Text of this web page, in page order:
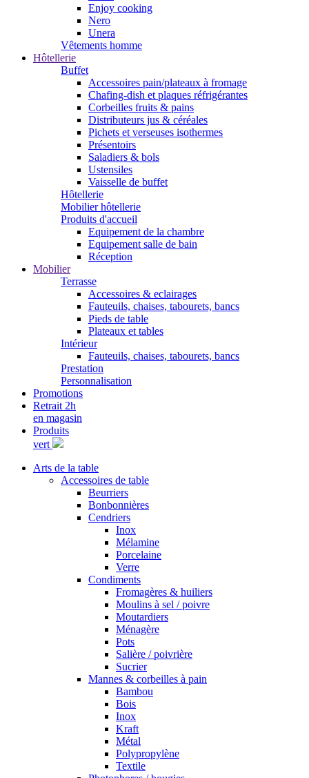
Enjoy cooking
Nero
Unera
Vêtements homme
Hôtellerie
Buffet
Accessoires pain/plateaux à fromage
Chafing-dish et plaques réfrigérantes
Corbeilles fruits & pains
Distributeurs jus & céréales
Pichets et verseuses isothermes
Présentoirs
Saladiers & bols
Ustensiles
Vaisselle de buffet
Hôtellerie
Mobilier hôtellerie
Produits d'accueil
Equipement de la chambre
Equipement salle de bain
Réception
Mobilier
Terrasse
Accessoires & eclairages
Fauteuils, chaises, tabourets, bancs
Pieds de table
Plateaux et tables
Intérieur
Fauteuils, chaises, tabourets, bancs
Prestation
Personnalisation
Promotions
Retrait 2h
en magasin
Produits
vert
Arts de la table
Accessoires de table
Beurriers
Bonbonnières
Cendriers
Inox
Mélamine
Porcelaine
Verre
Condiments
Fromagères & huiliers
Moulins à sel / poivre
Moutardiers
Ménagère
Pots
Salière / poivrière
Sucrier
Mannes & corbeilles à pain
Bambou
Bois
Inox
Kraft
Métal
Polypropylène
Textile